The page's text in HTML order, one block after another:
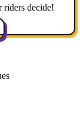
riders decide!